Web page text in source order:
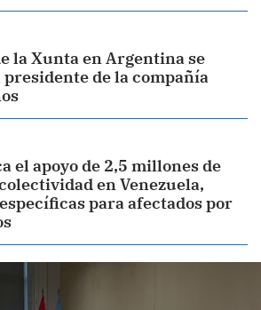
la Xunta en Argentina se
de la compañía
el apoyo de 2,5 millones de
en Venezuela,
para afectados por